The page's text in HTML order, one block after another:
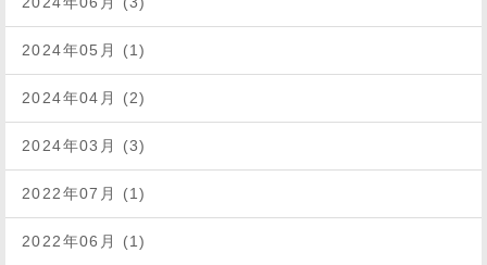
2024年05月 (1)
2024年04月 (2)
2024年03月 (3)
2022年07月 (1)
2022年06月 (1)